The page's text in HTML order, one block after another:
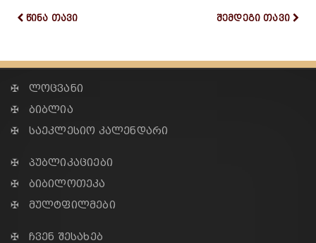
წინა თავი შემდეგი თავი
✠ ლოცვანი
✠ ბიბლია
✠ საეკლესიო კალენდარი
✠ პუბლიკაციები
✠ ბიბილოთეკა
✠ მულტფილმები
✠ ჩვენ შესახებ